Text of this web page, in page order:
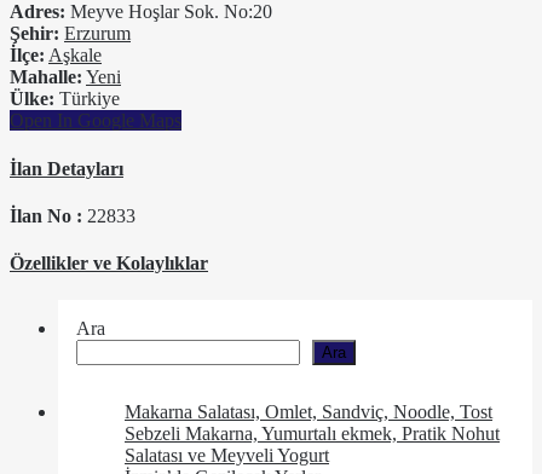
Adres: Meyve Hoşlar Sok. No:20
Şehir: Erzurum
İlçe: Aşkale
Mahalle: Yeni
Ülke: Türkiye
Open In Google Maps
İlan Detayları
İlan No : 22833
Özellikler ve Kolaylıklar
Ara
Ara
Makarna Salatası, Omlet, Sandviç, Noodle, Tost
Sebzeli Makarna, Yumurtalı ekmek, Pratik Nohut
Salatası ve Meyveli Yogurt